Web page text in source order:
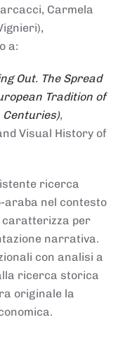
Carmela
a:
Out. The Spread
Tradition of
,
Visual History of
ricerca
araba nel contesto
caratterizza per
narrativa.
con analisi a
ricerca storica
originale la